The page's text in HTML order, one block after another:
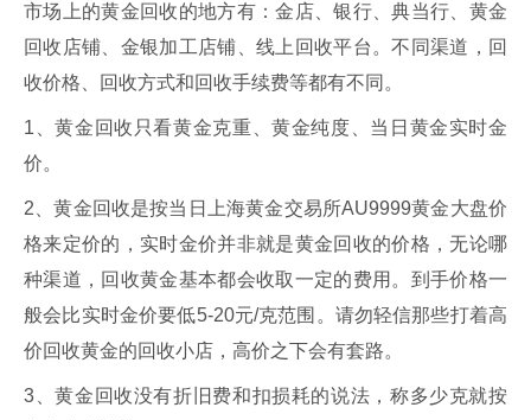
市场上的黄金回收的地方有：金店、银行、典当行、黄金
回收店铺、金银加工店铺、线上回收平台。不同渠道，回
收价格、回收方式和回收手续费等都有不同。
1、黄金回收只看黄金克重、黄金纯度、当日黄金实时金
价。
2、黄金回收是按当日上海黄金交易所AU9999黄金大盘价
格来定价的，实时金价并非就是黄金回收的价格，无论哪
种渠道，回收黄金基本都会收取一定的费用。到手价格一
般会比实时金价要低5-20元/克范围。请勿轻信那些打着高
价回收黄金的回收小店，高价之下会有套路。
3、黄金回收没有折旧费和扣损耗的说法，称多少克就按